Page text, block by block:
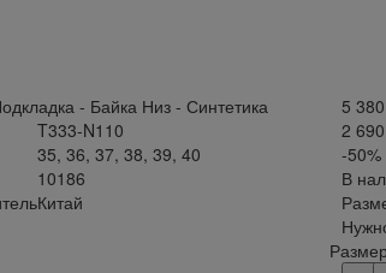
- Байка Низ - Синтетика
T333-N110
35, 36, 37, 38, 39, 40
10186
Китай
5
2
-50%
В
Размер